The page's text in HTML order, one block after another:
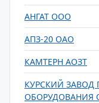
АНГАТ ООО
АПЗ-20 ОАО
КАМТЕРН АОЗТ
КУРСКИЙ
ОБОРУДОВАНИЯ